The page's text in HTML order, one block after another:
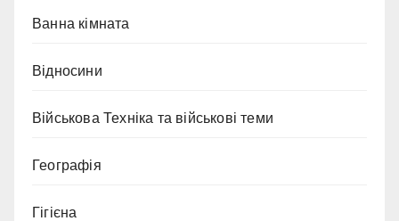
Ванна кімната
Відносини
Військова Техніка та військові теми
Географія
Гігієна